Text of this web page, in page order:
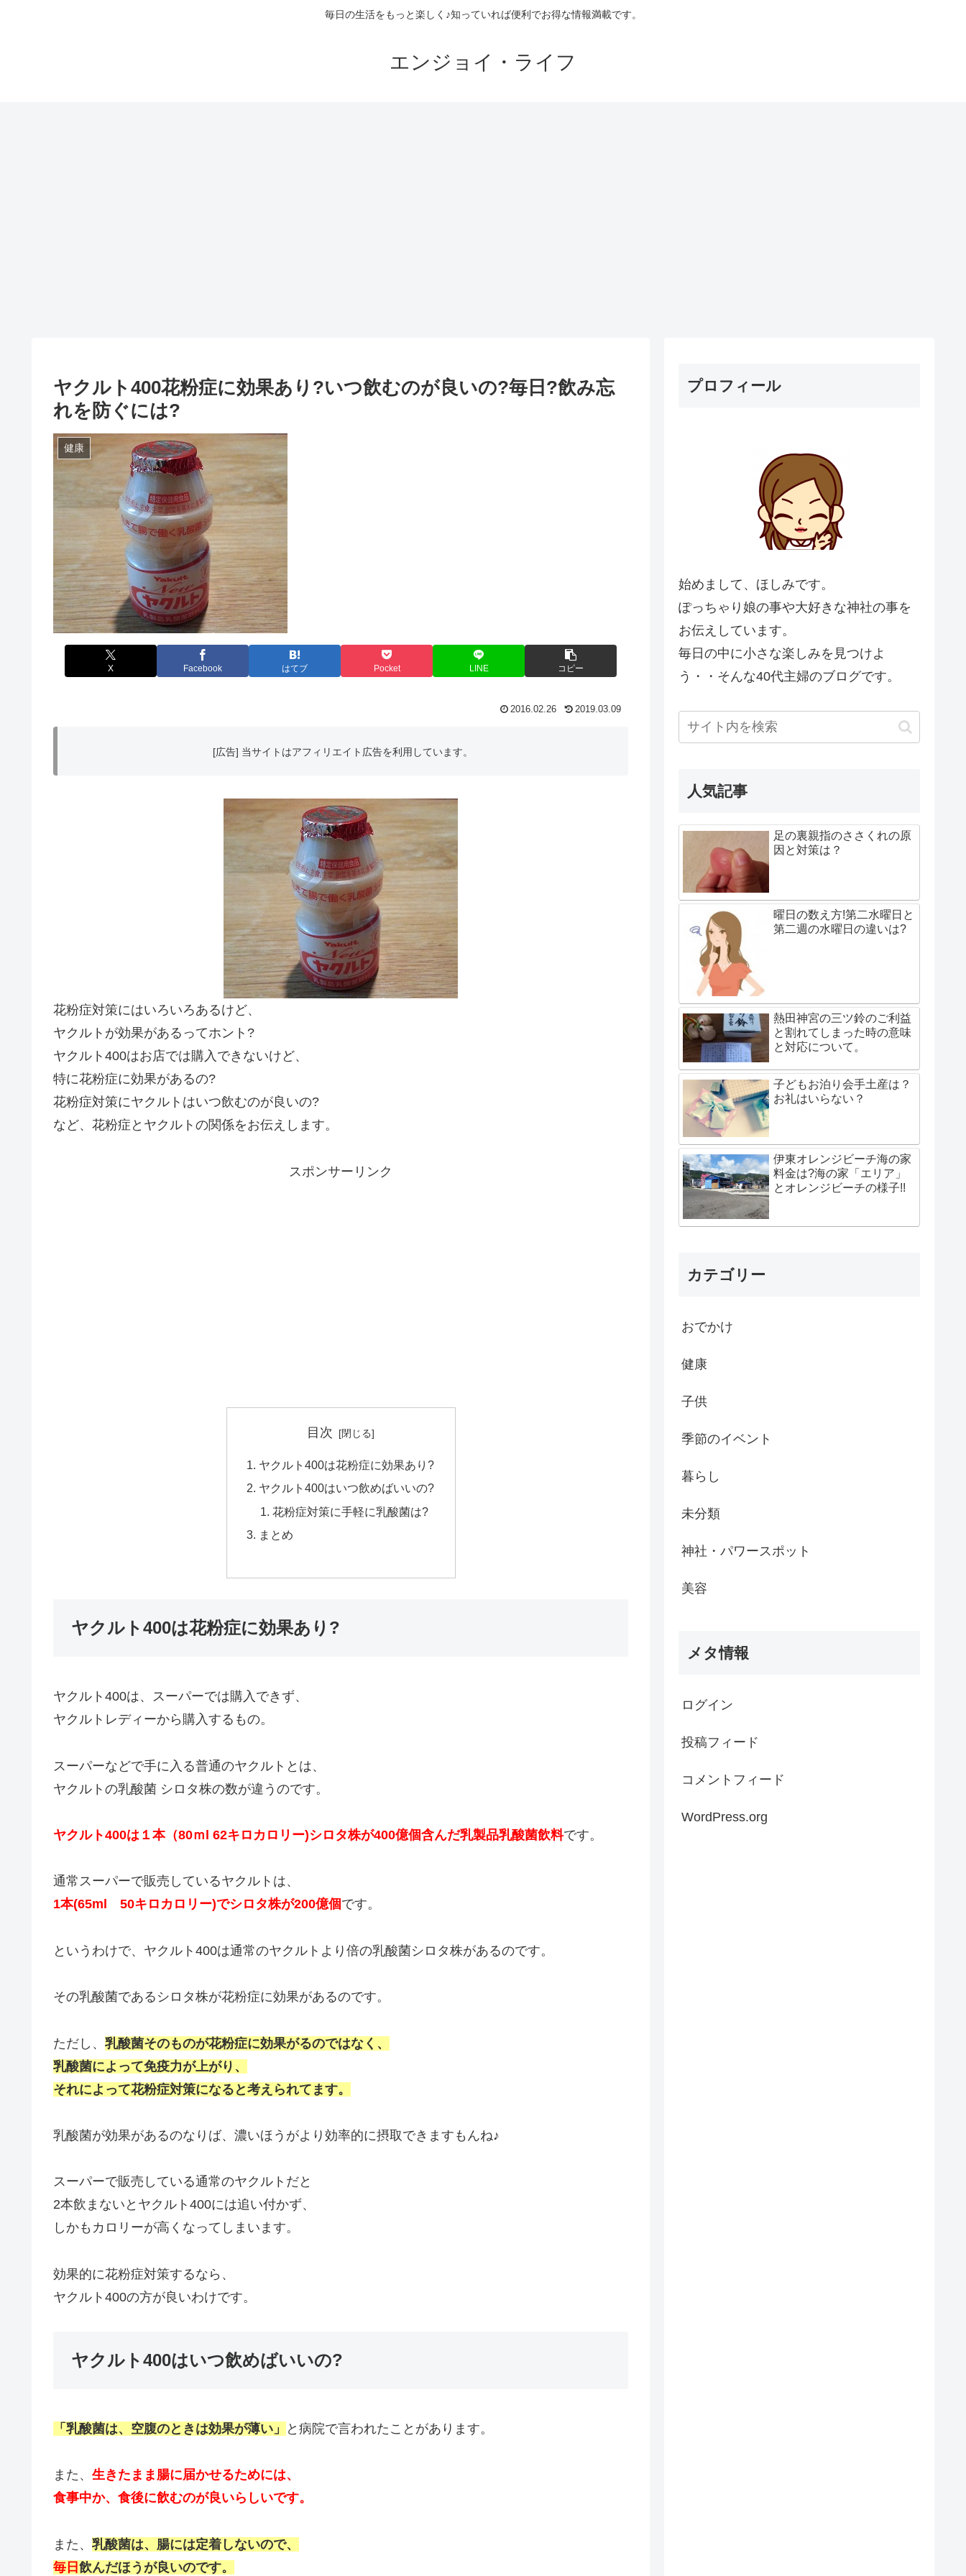
毎日の生活をもっと楽しく♪知っていれば便利でお得な情報満載です。
エンジョイ・ライフ
ヤクルト400花粉症に効果あり?いつ飲むのが良いの?毎日?飲み忘
れを防ぐには?
健康
X Facebook はてブ Pocket LINE コピー
2016.02.26 2019.03.09
[広告] 当サイトはアフィリエイト広告を利用しています。
花粉症対策にはいろいろあるけど、
ヤクルトが効果があるってホント?
ヤクルト400はお店では購入できないけど、
特に花粉症に効果があるの?
花粉症対策にヤクルトはいつ飲むのが良いの?
など、花粉症とヤクルトの関係をお伝えします。
スポンサーリンク
目次
ヤクルト400は花粉症に効果あり?
ヤクルト400はいつ飲めばいいの?
花粉症対策に手軽に乳酸菌は?
まとめ
ヤクルト400は花粉症に効果あり?
ヤクルト400は、スーパーでは購入できず、
ヤクルトレディーから購入するもの。
スーパーなどで手に入る普通のヤクルトとは、
ヤクルトの乳酸菌 シロタ株の数が違うのです。
ヤクルト400は１本（80ｍl 62キロカロリー)シロタ株が400億個含んだ乳製品乳酸菌飲料です。
通常スーパーで販売しているヤクルトは、
1本(65ml 50キロカロリー)でシロタ株が200億個 です。
というわけで、ヤクルト400は通常のヤクルトより倍の乳酸菌シロタ株があるのです。
その乳酸菌であるシロタ株が花粉症に効果があるのです。
ただし、 乳酸菌そのものが花粉症に効果がるのではなく、
乳酸菌によって免疫力が上がり、
それによって花粉症対策になると考えられてます。
乳酸菌が効果があるのなりば、濃いほうがより効率的に摂取できますもんね♪
スーパーで販売している通常のヤクルトだと
2本飲まないとヤクルト400には追い付かず、
しかもカロリーが高くなってしまいます。
効果的に花粉症対策するなら、
ヤクルト400の方が良いわけです。
ヤクルト400はいつ飲めばいいの?
「乳酸菌は、空腹のときは効果が薄い」 と病院で言われたことがあります。
また、 生きたまま腸に届かせるためには、
食事中か、食後に飲むのが良いらしいです。
また、 乳酸菌は、腸には定着しないので、
毎日 飲んだほうが良いのです。
プロフィール
始めまして、ほしみです。
ぽっちゃり娘の事や大好きな神社の事を
お伝えしています。
毎日の中に小さな楽しみを見つけよ
う・・そんな40代主婦のブログです。
人気記事
足の裏親指のささくれの原
因と対策は？
曜日の数え方!第二水曜日と
第二週の水曜日の違いは?
熱田神宮の三ツ鈴のご利益
と割れてしまった時の意味
と対応について。
子どもお泊り会手土産は？
お礼はいらない？
伊東オレンジビーチ海の家
料金は?海の家「エリア」
とオレンジビーチの様子!!
カテゴリー
おでかけ
健康
子供
季節のイベント
暮らし
未分類
神社・パワースポット
美容
メタ情報
ログイン
投稿フィード
コメントフィード
WordPress.org